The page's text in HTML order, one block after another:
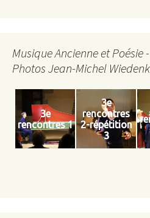
Musique Ancienne et Poésie
Photos Jean-Michel
3e
rencontres 1
3e
rencontres
2-répétition
3